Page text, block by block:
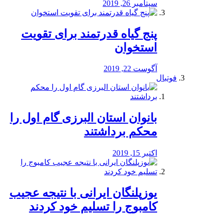
سپتامبر 26, 2019
پنج گیاه قدرتمند برای تقویت
استخوان
آگوست 22, 2019
فوتبال
بانوان استان البرزی گام اول را
محكم برداشتند
اکتبر 15, 2019
یوزپلنگان ایرانی با نتیجه عجیب
کامبوج را تسلیم خود کردند